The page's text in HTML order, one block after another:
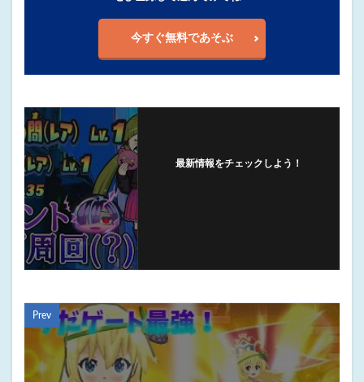
今すぐ無料であそぶ
最新情報をチェックしよう！
Prev